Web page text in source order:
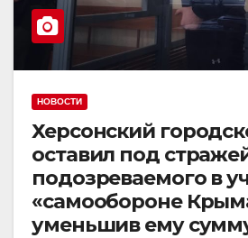
НОВОСТИ
Херсонский
оставил под
подозреваемого в
«самообороне
уменьшив ему